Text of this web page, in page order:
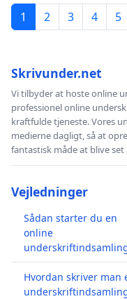
1 2 3 4 5
Skrivunder.net
Vi tilbyder at hoste online
professionel online
kraftfulde tjeneste. Vores
medierne dagligt, så at
fantastisk måde at blive
Vejledninger
Sådan starter du en
online
Hvordan skriver man